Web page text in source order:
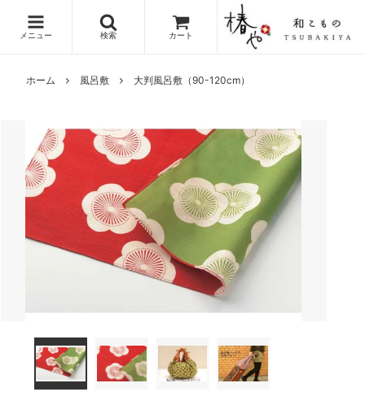
メニュー 検索 カート
ホーム 風呂敷 大判風呂敷（90-120cm）